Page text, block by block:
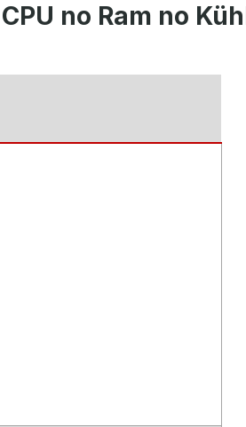
no Ram no